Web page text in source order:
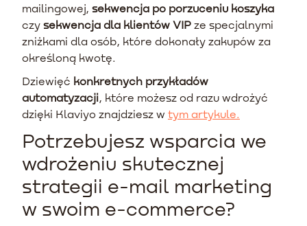
mailingowej, sekwencja po porzuceniu koszyka
czy sekwencja dla klientów VIP ze specjalnymi
zniżkami dla osób, które dokonały zakupów za
określoną kwotę.
Dziewięć konkretnych przykładów
automatyzacji, które możesz od razu wdrożyć
dzięki Klaviyo znajdziesz w tym artykule.
Potrzebujesz wsparcia we
wdrożeniu skutecznej
strategii e-mail marketing
w swoim e-commerce?